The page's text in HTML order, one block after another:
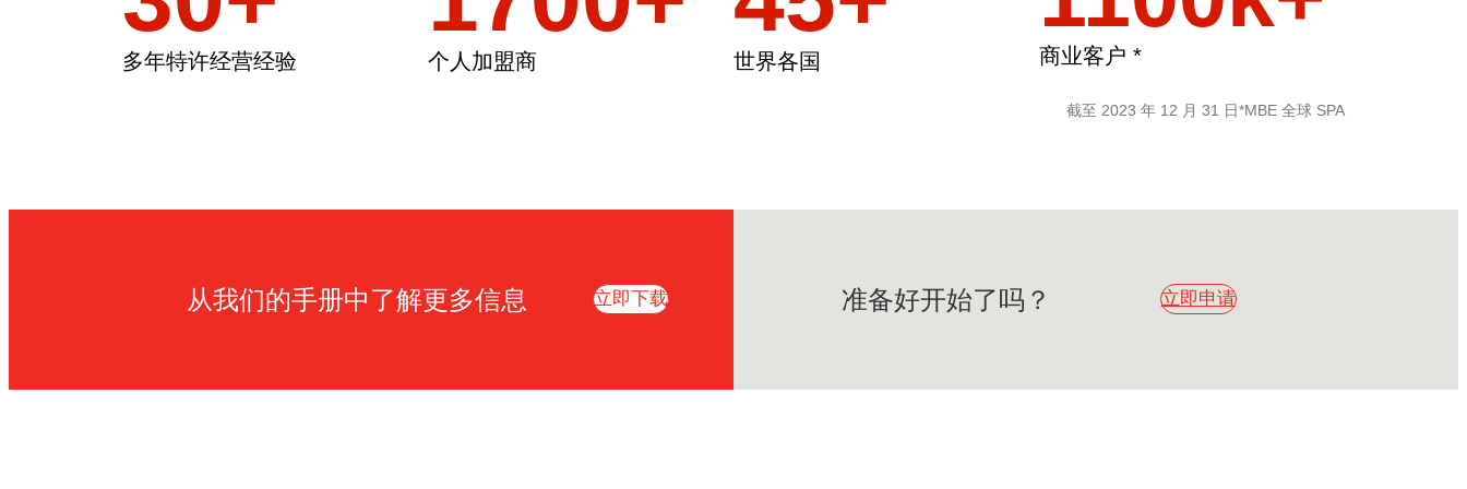
多年特许经营经验 个人加盟商 世界各国 商业客户 *
截至 2023 年 12 月 31 日*MBE 全球 SPA
从我们的手册中了解更多信息 立即下载 准备好开始了吗？ 立即申请